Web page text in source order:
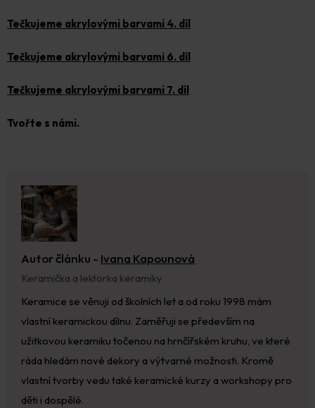
Tečkujeme akrylovými barvami 4. díl
Tečkujeme akrylovými barvami 6. díl
Tečkujeme akrylovými barvami 7. díl
Tvořte s námi.
Autor článku - Ivana Kapounová
Keramička a lektorka keramiky
Keramice se věnuji od školních let a od roku 1998 mám
vlastní keramickou dílnu. Zaměřuji se především na
užitkovou keramiku točenou na hrnčířském kruhu, ve které
ráda hledám nové dekory a výtvarné možnosti. Kromě
vlastní tvorby vedu také keramické kurzy a workshopy pro
děti i dospělé.